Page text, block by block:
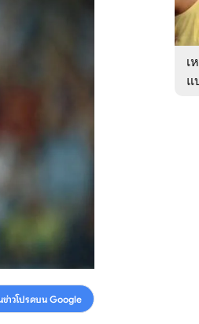
าวโปรดบน Google
เ
แ